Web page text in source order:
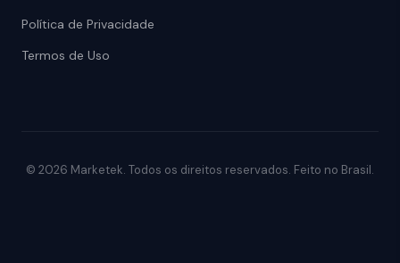
Política de Privacidade
Termos de Uso
© 2026 Marketek. Todos os direitos reservados. Feito no Brasil.